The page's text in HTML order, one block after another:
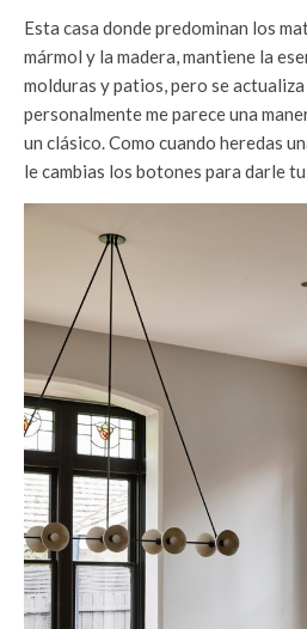
Esta casa donde predominan los
mármol y la madera, mantiene la
molduras y patios, pero se
personalmente me parece una
un clásico. Como cuando heredas
le cambias los botones para darle